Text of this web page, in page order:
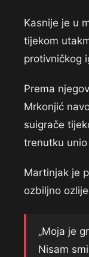
Kasnije je u
tijekom
protivničkog
Prema
Mrkonjić
suigrače
trenutku unio
Martinjak je
ozbiljno
„Moja je
Nisam